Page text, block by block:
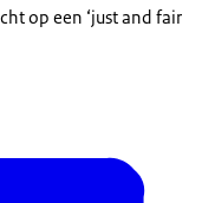
op een ‘just and fair